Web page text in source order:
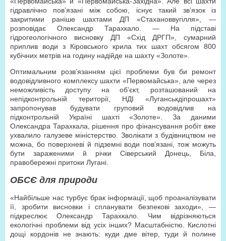
гідравлічно пов’язані між собою, існує такий зв’язок із
закритими раніше шахтами ДП «Стахановвугілля», —
розповідає Олександр Тарахкало. — На підставі
гідрогеологічного висновку ДП «Схід ДРГП», сумарний
приплив води з Кіровського крила тих шахт обсягом 800
кубічних метрів на годину надійде на шахту «Золоте».
Оптимальним розв’язанням цієї проблеми був би ремонт
водовідливного комплексу шахти «Первомайська», але через
неможливість доступу на об’єкт, розташований на
непідконтрольній території, НДІ «Луганськдіпрошахт»
запропонував будувати груповий водовідлив на
підконтрольній Україні шахті «Золоте». За даними
Олександра Тарахкала, рішення про фінансування робіт вже
ухвалило галузеве міністерство. Зволікати з будівництвом не
можна, бо поверхневі й підземні води пов’язані, тож можуть
бути зараженими й річки Сіверський Донець, Біла,
правобережні притоки Лугані.
ОБСЄ для природи
«Найбільше нас турбує брак інформації, щоб проаналізувати
її, зробити висновки і спланувати безпекові заходи», —
підкреслює Олександр Тарахкало. Чим відрізняються
екологічні проблеми від усіх інших? Масштабністю. Кислотні
дощі кордонів не знають: куди дме вітер, туди й полине